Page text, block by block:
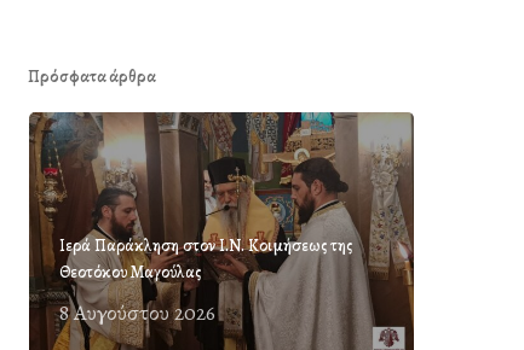
Πρόσφατα άρθρα
Ιερά Παράκληση στον Ι.Ν. Κοιμήσεως της
Θεοτόκου Μαγούλας
8 Αυγούστου 2026